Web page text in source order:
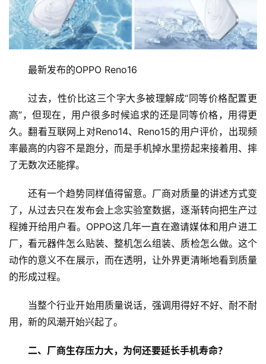
新
商
业
最新发布的OPPO Reno16
过去，性价比这三个字大多被理解成“同等价格配置更
高”，但现在，用户很多时候追求的还是同等价格，用得更
久。翻看互联网上对Reno14、Reno15的用户评价，出现频
率最高的内容不是跑分，而是手机掉水里捞起来接着用、摔
了无数次还能撑。
还有一个趋势同样值得留意。厂商对质量的讲述方式变
了，从过去只在发布会上念实验室数据，逐渐转向把生产过
程摊开给用户看。OPPO这几年一直在邀请媒体和用户进工
厂，看元器件怎么贴装、整机怎么组装、质检怎么做。这个
动作的意义不在展示，而在透明，让外界更清晰地看到质量
的形成过程。
当整个行业开始用质量说话，强调用得好不好、耐不耐
用，新的风潮开始兴起了。
二、厂商生存压力大，为何还要延长手机寿命？